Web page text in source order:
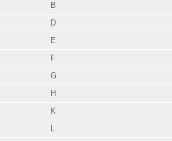
B
D
E
F
G
H
K
L